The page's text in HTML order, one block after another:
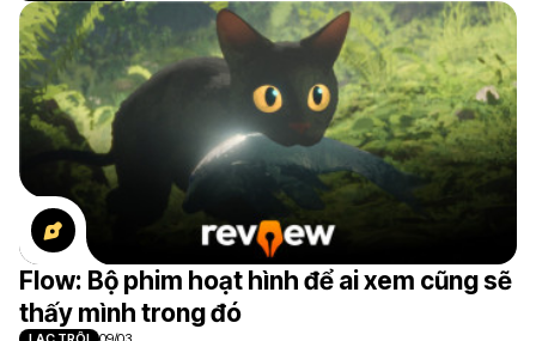
Flow: Bộ phim hoạt hình để ai xem cũng sẽ
thấy mình trong đó